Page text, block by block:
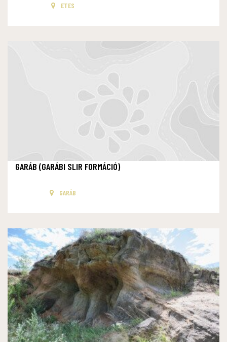
ETES
GARÁB (GARÁBI SLIR FORMÁCIÓ)
GARÁB